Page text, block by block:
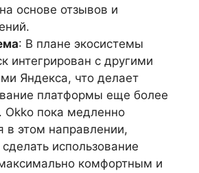
основе отзывов и
: В плане экосистемы
интегрирован с другими
Яндекса, что делает
платформы еще более
Okko пока медленно
в этом направлении,
сделать использование
комфортным и